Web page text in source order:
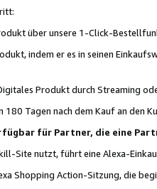
über unsere 1-Click-
indem er es in seinen
Produkt durch Streaming
Tagen nach dem Kauf an den
für Partner, die eine
Site nutzt, führt eine Alexa-
Shopping Action-Sitzung, die